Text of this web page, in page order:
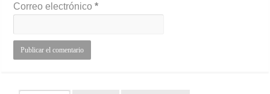
Correo electrónico*